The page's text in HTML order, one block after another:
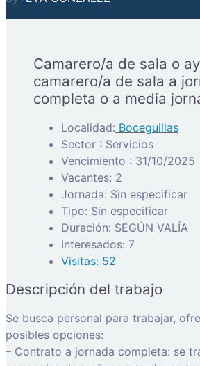
Camarero/a de sala o
camarero/a de sala a
completa o a media
Localidad: Boceguillas
Sector : Servicios
Vencimiento : 31/10/2025
Vacantes: 2
Jornada: Sin especificar
Tipo: Sin especificar
Duración: SEGÚN VALÍA
Interesados: 7
Visitas: 52
Descripción del trabajo
Se busca personal para trabajar,
posibles opciones:
– Contrato a jornada completa: se